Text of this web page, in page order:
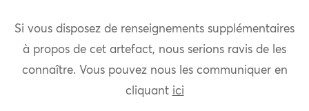
Si vous disposez de renseignements supplémentaires
à propos de cet artefact, nous serions ravis de les
connaître. Vous pouvez nous les communiquer en
cliquant ici